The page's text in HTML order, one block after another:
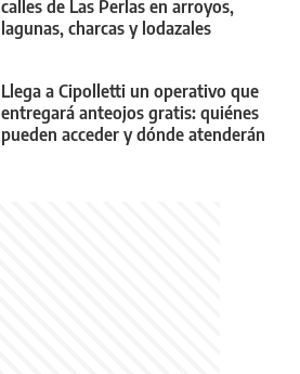
calles de Las Perlas en arroyos,
lagunas, charcas y lodazales
Llega a Cipolletti un operativo que
entregará anteojos gratis: quiénes
pueden acceder y dónde atenderán